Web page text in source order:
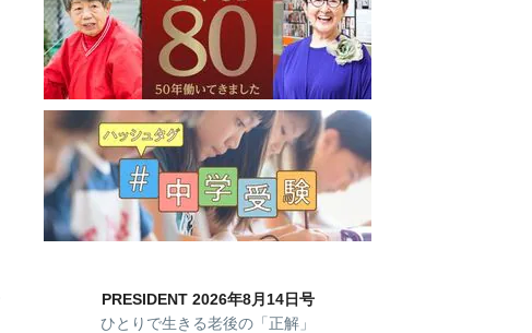
PRESIDENT 2026年8月14日号
ひとりで生きる老後の「正解」